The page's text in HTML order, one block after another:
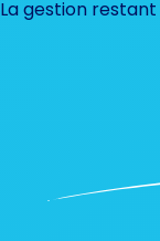
La gestion restant